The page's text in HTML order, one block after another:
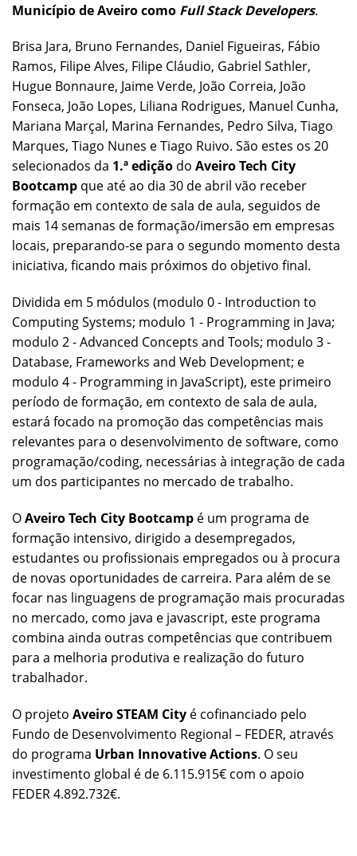
Município de Aveiro como Full Stack Developers.
Brisa Jara, Bruno Fernandes, Daniel Figueiras, Fábio
Ramos, Filipe Alves, Filipe Cláudio, Gabriel Sathler,
Hugue Bonnaure, Jaime Verde, João Correia, João
Fonseca, João Lopes, Liliana Rodrigues, Manuel Cunha,
Mariana Marçal, Marina Fernandes, Pedro Silva, Tiago
Marques, Tiago Nunes e Tiago Ruivo. São estes os 20
selecionados da 1.ª edição do Aveiro Tech City
Bootcamp que até ao dia 30 de abril vão receber
formação em contexto de sala de aula, seguidos de
mais 14 semanas de formação/imersão em empresas
locais, preparando-se para o segundo momento desta
iniciativa, ficando mais próximos do objetivo final.
Dividida em 5 módulos (modulo 0 - Introduction to
Computing Systems; modulo 1 - Programming in Java;
modulo 2 - Advanced Concepts and Tools; modulo 3 -
Database, Frameworks and Web Development; e
modulo 4 - Programming in JavaScript), este primeiro
período de formação, em contexto de sala de aula,
estará focado na promoção das competências mais
relevantes para o desenvolvimento de software, como
programação/coding, necessárias à integração de cada
um dos participantes no mercado de trabalho.
OAveiro Tech City Bootcamp é um programa de
formação intensivo, dirigido a desempregados,
estudantes ou profissionais empregados ou à procura
de novas oportunidades de carreira. Para além de se
focar nas linguagens de programação mais procuradas
no mercado, como java e javascript, este programa
combina ainda outras competências que contribuem
para a melhoria produtiva e realização do futuro
trabalhador.
O projeto Aveiro STEAM City é cofinanciado pelo
Fundo de Desenvolvimento Regional – FEDER, através
do programa Urban Innovative Actions. O seu
investimento global é de 6.115.915€ com o apoio
FEDER 4.892.732€.